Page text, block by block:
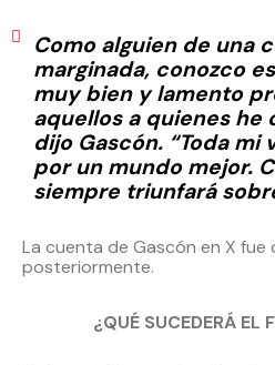
Como alguien de una
marginada, conozco
muy bien y lamento
aquellos a quienes he
dijo Gascón. “Toda mi
por un mundo mejor.
siempre triunfará
La cuenta de Gascón en X fue
posteriormente.
¿QUÉ SUCEDERÁ EL